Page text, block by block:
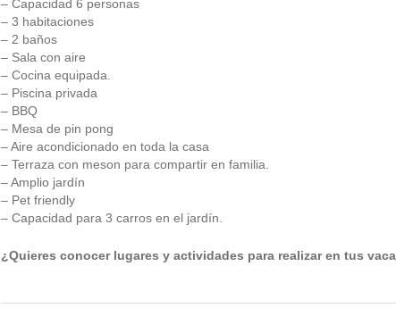
– Capacidad 6 personas
– 3 habitaciones
– 2 baños
– Sala con aire
– Cocina equipada.
– Piscina privada
– BBQ
– Mesa de pin pong
– Aire acondicionado en toda la casa
– Terraza con meson para compartir en familia.
– Amplio jardín
– Pet friendly
– Capacidad para 3 carros en el jardín.
¿Quieres conocer lugares y actividades para realizar en tus